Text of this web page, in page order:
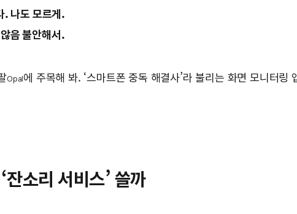
. 나도 모르게.
음 불안해서.
Opal에 주목해 봐. ‘스마트폰 중독 해결사’라 불리는 화면 모니터링
소리 서비스’ 쓸까